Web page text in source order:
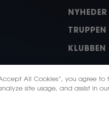
NYHEDER
TRUPPEN
KLUBBEN
All Cookies”, you agree
site usage, and assist in